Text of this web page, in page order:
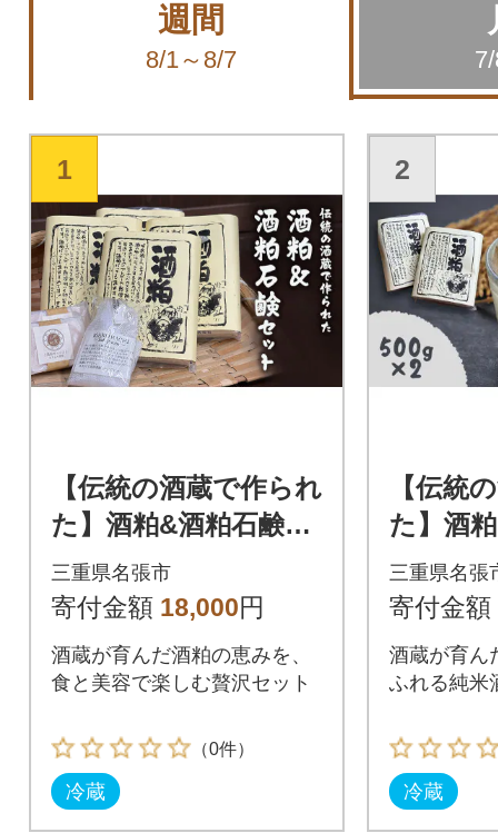
週間
8/1～8/7
1
【伝統の酒蔵で作られ
た】酒粕&酒粕石鹸セ
ット[53941053]
三重県名張市
寄付金額 18,000円
酒蔵が育んだ酒粕の恵みを、
食と美容で楽しむ贅沢セット
（0件）
冷蔵
2
【伝統
た】酒
1054]
三重県名張
寄付金額
酒蔵が育ん
ふれる純米
冷蔵